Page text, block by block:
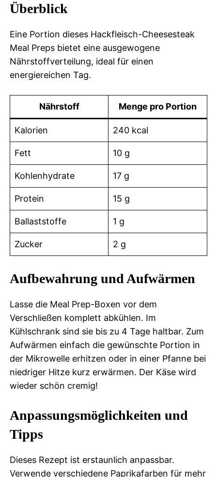
Überblick
Eine Portion dieses Hackfleisch-Cheesesteak
Meal Preps bietet eine ausgewogene
Nährstoffverteilung, ideal für einen
energiereichen Tag.
Nährstoff Menge pro Portion
Kalorien 240 kcal
Fett 10 g
Kohlenhydrate 17 g
Protein 15 g
Ballaststoffe 1 g
Zucker 2 g
Aufbewahrung und Aufwärmen
Lasse die Meal Prep-Boxen vor dem
Verschließen komplett abkühlen. Im
Kühlschrank sind sie bis zu 4 Tage haltbar. Zum
Aufwärmen einfach die gewünschte Portion in
der Mikrowelle erhitzen oder in einer Pfanne bei
niedriger Hitze kurz erwärmen. Der Käse wird
wieder schön cremig!
Anpassungsmöglichkeiten und
Tipps
Dieses Rezept ist erstaunlich anpassbar.
Verwende verschiedene Paprikafarben für mehr